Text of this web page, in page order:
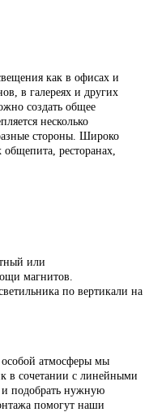
как в офисах и
в галереях и других
создать общее
несколько
стороны. Широко
ресторанах,
или
магнитов.
по вертикали на
атмосферы мы
в сочетании с линейными
и подобрать нужную
помогут наши